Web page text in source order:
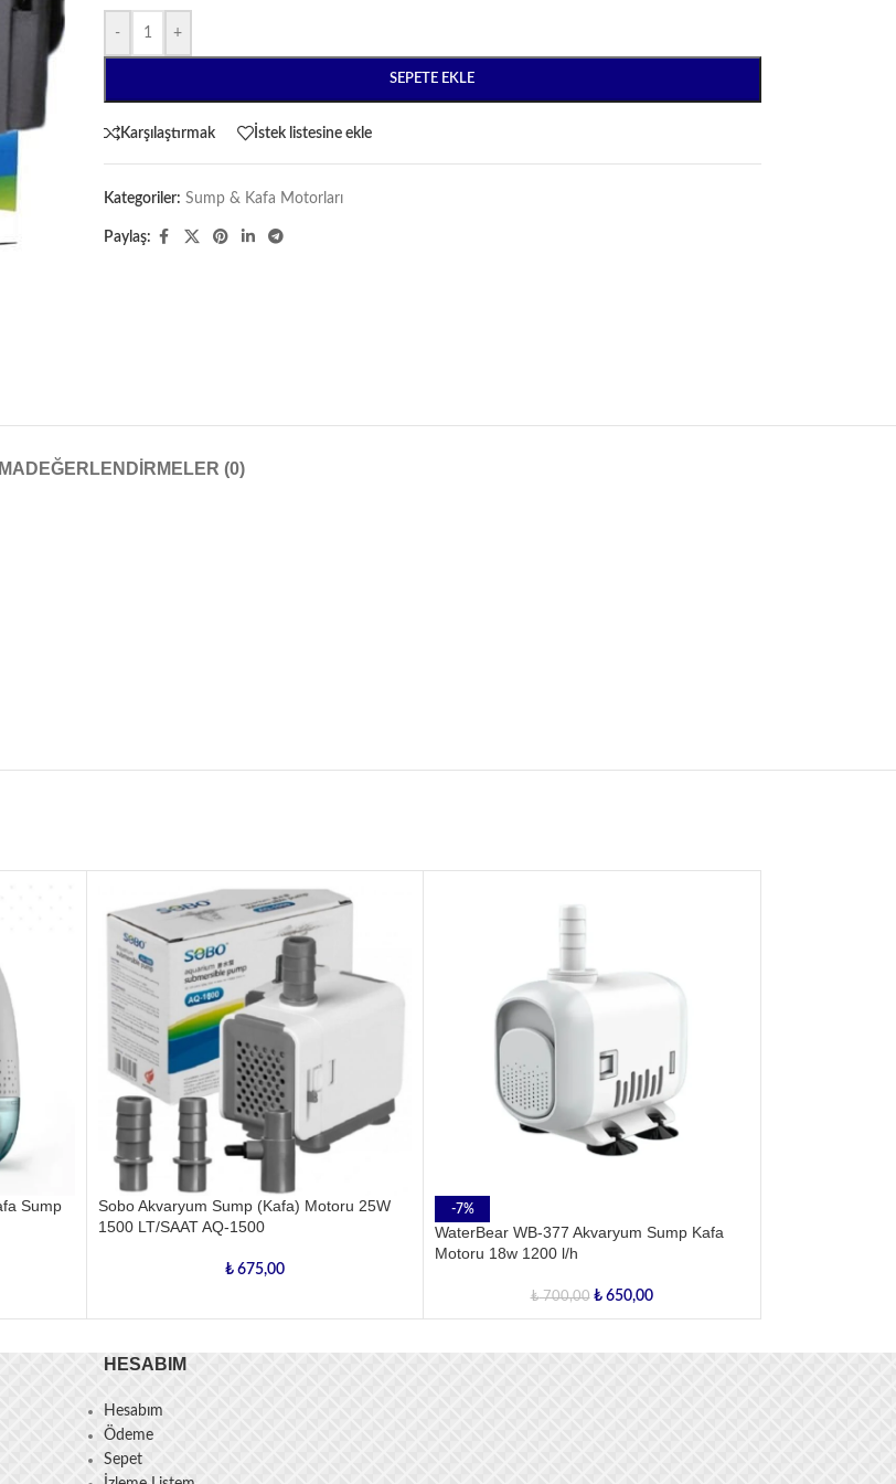
- +
SEPETE EKLE
Karşılaştırmak İstek listesine ekle
Kategoriler: Sump & Kafa Motorları
Paylaş:
DEĞERLENDIRMELER (0)
Sump
Sobo Akvaryum Sump (Kafa) Motoru 25W
1500 LT/SAAT AQ-1500
₺ 675,00
-7%
WaterBear WB-377 Akvaryum Sump Kafa
Motoru 18w 1200 l/h
₺700,00 ₺650,00
HESABIM
Hesabım
Ödeme
Sepet